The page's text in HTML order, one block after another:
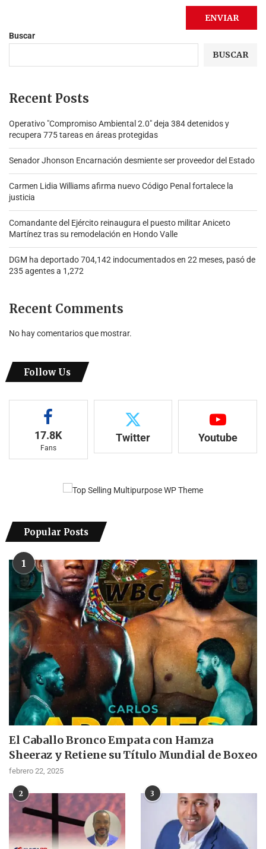
Buscar
BUSCAR
Recent Posts
Operativo "Compromiso Ambiental 2.0″ deja 384 detenidos y
recupera 775 tareas en áreas protegidas
Senador Jhonson Encarnación desmiente ser proveedor del Estado
Carmen Lidia Williams afirma nuevo Código Penal fortalece la
justicia
Comandante del Ejército reinaugura el puesto militar Aniceto
Martínez tras su remodelación en Hondo Valle
DGM ha deportado 704,142 indocumentados en 22 meses, pasó de
235 agentes a 1,272
Recent Comments
No hay comentarios que mostrar.
Follow Us
17.8K
Fans
Twitter Youtube
Popular Posts
1
El Caballo Bronco Empata con Hamza
Sheeraz y Retiene su Título Mundial de Boxeo
febrero 22, 2025
2 3